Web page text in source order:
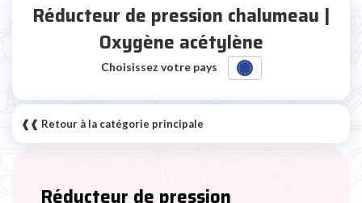
Réducteur de pression chalumeau |
Oxygène acétylène
Choisissez votre pays
❰❰ Retour à la catégorie principale
Réducteur de pression